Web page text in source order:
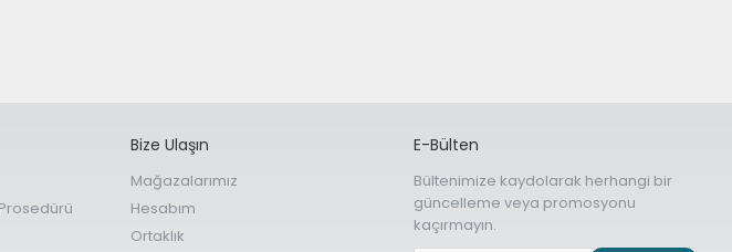
Bize Ulaşın
Mağazalarımız
Hesabım
Ortaklık
E-Bülten
Bültenimize kaydolarak herhangi bir
güncelleme veya promosyonu
kaçırmayın.